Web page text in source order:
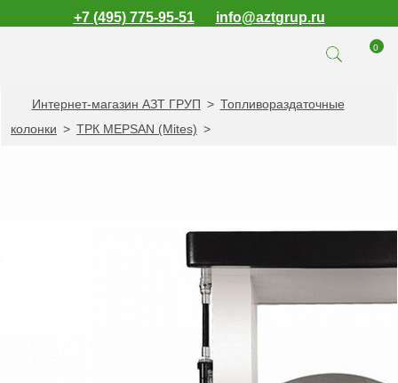
+7 (495) 775-95-51 info@aztgrup.ru
0
КАТАЛОГ ПРОДУКЦИИ
Топливораздаточные
Интернет-магазин АЗТ ГРУП > Топливораздаточные
колонки > ТРК MEPSAN (Mites) >